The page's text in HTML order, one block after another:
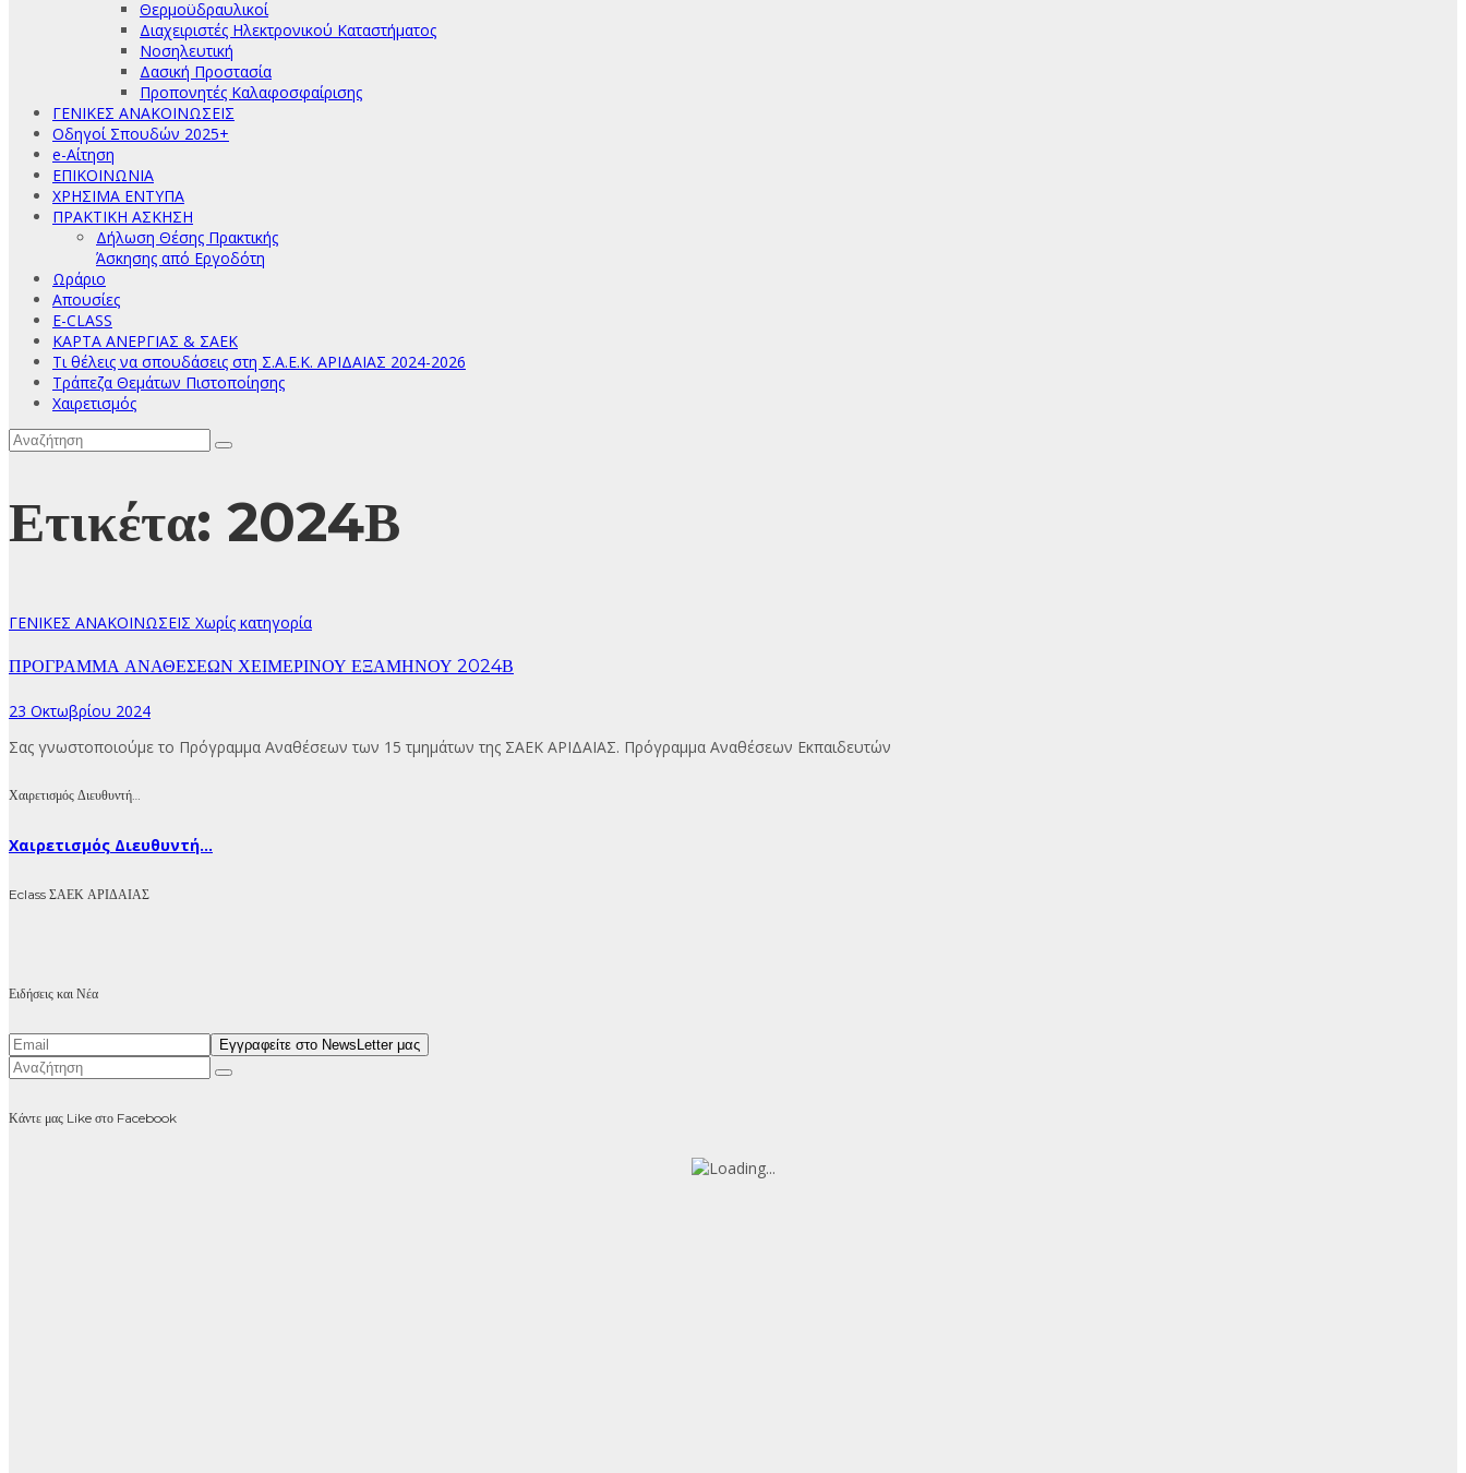
Θερμοϋδραυλικοί
Διαχειριστές Ηλεκτρονικού Καταστήματος
Νοσηλευτική
Δασική Προστασία
Προπονητές Καλαφοσφαίρισης
ΓΕΝΙΚΕΣ ΑΝΑΚΟΙΝΩΣΕΙΣ
Οδηγοί Σπουδών 2025+
e-Αίτηση
ΕΠΙΚΟΙΝΩΝΙΑ
ΧΡΗΣΙΜΑ ΕΝΤΥΠΑ
ΠΡΑΚΤΙΚΗ ΑΣΚΗΣΗ
Δήλωση Θέσης Πρακτικής
Άσκησης από Εργοδότη
Ωράριο
Απουσίες
E-CLASS
ΚΑΡΤΑ ΑΝΕΡΓΙΑΣ & ΣΑΕΚ
Τι θέλεις να σπουδάσεις στη Σ.Α.Ε.Κ. ΑΡΙΔΑΙΑΣ 2024-2026
Τράπεζα Θεμάτων Πιστοποίησης
Χαιρετισμός
Ετικέτα: 2024Β
ΓΕΝΙΚΕΣ ΑΝΑΚΟΙΝΩΣΕΙΣ Χωρίς κατηγορία
ΠΡΟΓΡΑΜΜΑ ΑΝΑΘΕΣΕΩΝ ΧΕΙΜΕΡΙΝΟΥ ΕΞΑΜΗΝΟΥ 2024Β
23 Οκτωβρίου 2024
Σας γνωστοποιούμε το Πρόγραμμα Αναθέσεων των 15 τμημάτων της ΣΑΕΚ ΑΡΙΔΑΙΑΣ. Πρόγραμμα Αναθέσεων Εκπαιδευτών
Χαιρετισμός Διευθυντή…
Χαιρετισμός Διευθυντή...
Eclass ΣΑΕΚ ΑΡΙΔΑΙΑΣ
Ειδήσεις και Νέα
Κάντε μας Like στο Facebook